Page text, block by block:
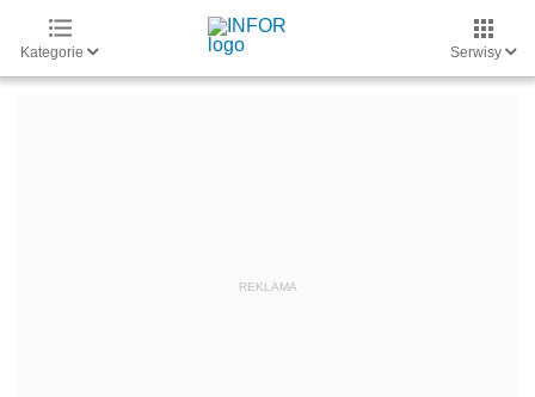
Kategorie Serwisy